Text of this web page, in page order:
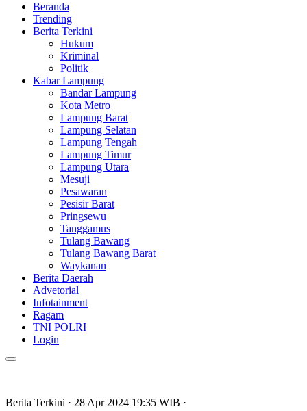
Beranda
Trending
Berita Terkini
Hukum
Kriminal
Politik
Kabar Lampung
Bandar Lampung
Kota Metro
Lampung Barat
Lampung Selatan
Lampung Tengah
Lampung Timur
Lampung Utara
Mesuji
Pesawaran
Pesisir Barat
Pringsewu
Tanggamus
Tulang Bawang
Tulang Bawang Barat
Waykanan
Berita Daerah
Advetorial
Infotainment
Ragam
TNI POLRI
Login
Berita Terkini · 28 Apr 2024 19:35 WIB ·